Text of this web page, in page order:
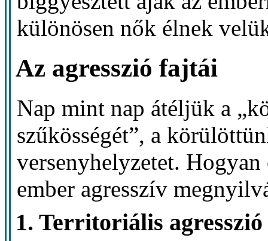
különösen nők élnek
Az agresszió fajtái
Nap mint nap átéljük a
szűkösségét”, a
versenyhelyzetet.
ember agresszív
1. Territoriális agresszió